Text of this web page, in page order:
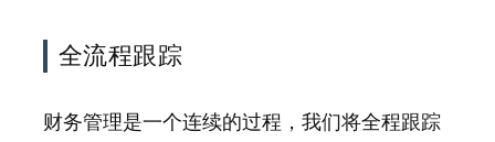
全流程跟踪
财务管理是一个连续的过程，我们将全程跟踪